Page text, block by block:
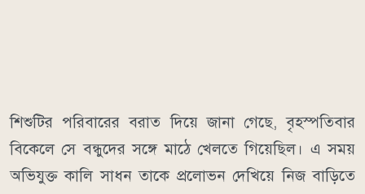
শিশুটির পরিবারের বরাত দিয়ে জানা গেছে, বৃহস্পতিবার
বিকেলে সে বন্ধুদের সঙ্গে মাঠে খেলতে গিয়েছিল। এ সময়
অভিযুক্ত কালি সাধন তাকে প্রলোভন দেখিয়ে নিজ বাড়িতে